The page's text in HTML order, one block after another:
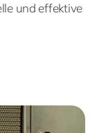
und effektive